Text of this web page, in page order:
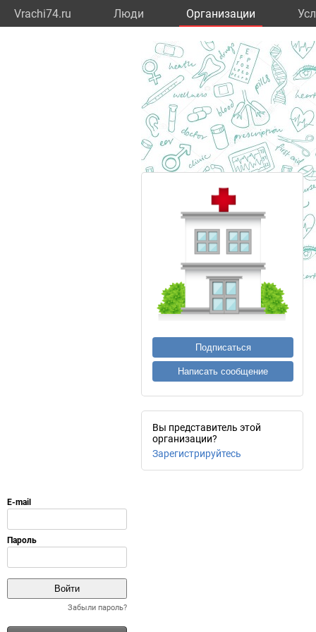
Vrachi74.ru Люди Организации
Забыли пароль?
Подписаться
Написать сообщение
Вы представитель этой
организации?
Зарегистрируйтесь